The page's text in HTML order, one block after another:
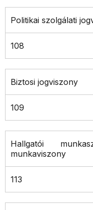
Politikai szolgálati
108
Biztosi jogviszony
109
Hallgatói
munkaviszony
113